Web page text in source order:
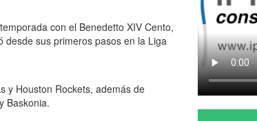
con el Benedetto XIV Cento,
desde sus primeros pasos en la Liga
y Houston Rockets, además de
Baskonia.